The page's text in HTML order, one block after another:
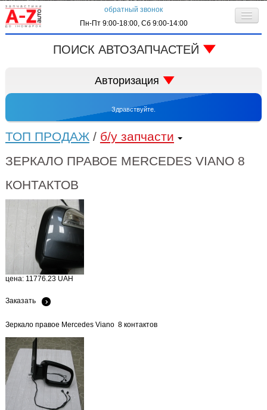
обратный звонок
Пн-Пт 9:00-18:00, Сб 9:00-14:00
О компании
Контактная информация
ПОИСК АВТОЗАПЧАСТЕЙ
Авторизация
Здравствуйте.
автоматически входить в систему
ТОП ПРОДАЖ/ б/у запчасти
ЗЕРКАЛО ПРАВОЕ MERCEDES VIANO 8
КОНТАКТОВ
цена: 11776.23 UAH
Заказать
Зеркало правое Mercedes Viano 8 контактов